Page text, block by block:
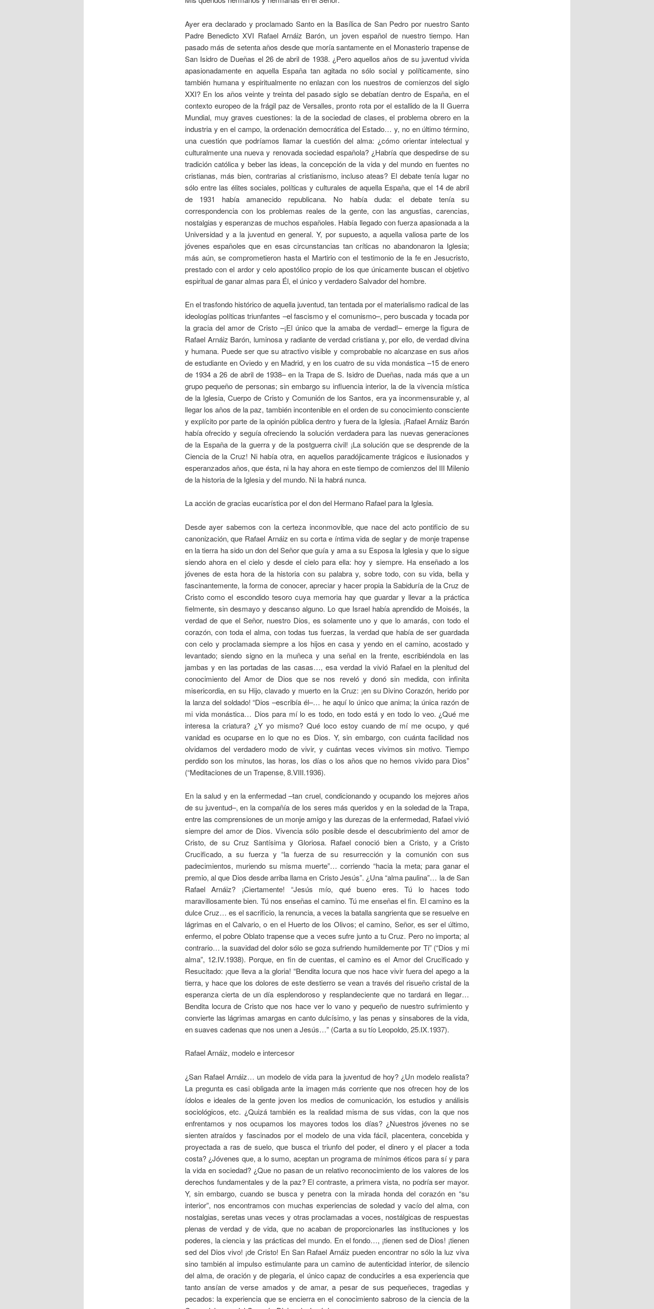
Ayer era declarado y proclamado Santo en la Basílica de San Pedro por nuestro Santo
Padre Benedicto XVI Rafael Arnáiz Barón, un joven español de nuestro tiempo. Han
pasado más de setenta años desde que moría santamente en el Monasterio trapense de
San Isidro de Dueñas el 26 de abril de 1938. ¿Pero aquellos años de su juventud vivida
apasionadamente en aquella España tan agitada no sólo social y políticamente, sino
también humana y espiritualmente no enlazan con los nuestros de comienzos del siglo
XXI? En los años veinte y treinta del pasado siglo se debatían dentro de España, en el
contexto europeo de la frágil paz de Versalles, pronto rota por el estallido de la II Guerra
Mundial, muy graves cuestiones: la de la sociedad de clases, el problema obrero en la
industria y en el campo, la ordenación democrática del Estado… y, no en último término,
una cuestión que podríamos llamar la cuestión del alma: ¿cómo orientar intelectual y
culturalmente una nueva y renovada sociedad española? ¿Habría que despedirse de su
tradición católica y beber las ideas, la concepción de la vida y del mundo en fuentes no
cristianas, más bien, contrarias al cristianismo, incluso ateas? El debate tenía lugar no
sólo entre las élites sociales, políticas y culturales de aquella España, que el 14 de abril
de 1931 había amanecido republicana. No había duda: el debate tenía su
correspondencia con los problemas reales de la gente, con las angustias, carencias,
nostalgias y esperanzas de muchos españoles. Había llegado con fuerza apasionada a la
Universidad y a la juventud en general. Y, por supuesto, a aquella valiosa parte de los
jóvenes españoles que en esas circunstancias tan críticas no abandonaron la Iglesia;
más aún, se comprometieron hasta el Martirio con el testimonio de la fe en Jesucristo,
prestado con el ardor y celo apostólico propio de los que únicamente buscan el objetivo
espiritual de ganar almas para Él, el único y verdadero Salvador del hombre.
En el trasfondo histórico de aquella juventud, tan tentada por el materialismo radical de las
ideologías políticas triunfantes –el fascismo y el comunismo–, pero buscada y tocada por
la gracia del amor de Cristo –¡El único que la amaba de verdad!– emerge la figura de
Rafael Arnáiz Barón, luminosa y radiante de verdad cristiana y, por ello, de verdad divina
y humana. Puede ser que su atractivo visible y comprobable no alcanzase en sus años
de estudiante en Oviedo y en Madrid, y en los cuatro de su vida monástica –15 de enero
de 1934 a 26 de abril de 1938– en la Trapa de S. Isidro de Dueñas, nada más que a un
grupo pequeño de personas; sin embargo su influencia interior, la de la vivencia mística
de la Iglesia, Cuerpo de Cristo y Comunión de los Santos, era ya inconmensurable y, al
llegar los años de la paz, también incontenible en el orden de su conocimiento consciente
y explícito por parte de la opinión pública dentro y fuera de la Iglesia. ¡Rafael Arnáiz Barón
había ofrecido y seguía ofreciendo la solución verdadera para las nuevas generaciones
de la España de la guerra y de la postguerra civil! ¡La solución que se desprende de la
Ciencia de la Cruz! Ni había otra, en aquellos paradójicamente trágicos e ilusionados y
esperanzados años, que ésta, ni la hay ahora en este tiempo de comienzos del III Milenio
de la historia de la Iglesia y del mundo. Ni la habrá nunca.
La acción de gracias eucarística por el don del Hermano Rafael para la Iglesia.
Desde ayer sabemos con la certeza inconmovible, que nace del acto pontificio de su
canonización, que Rafael Arnáiz en su corta e íntima vida de seglar y de monje trapense
en la tierra ha sido un don del Señor que guía y ama a su Esposa la Iglesia y que lo sigue
siendo ahora en el cielo y desde el cielo para ella: hoy y siempre. Ha enseñado a los
jóvenes de esta hora de la historia con su palabra y, sobre todo, con su vida, bella y
fascinantemente, la forma de conocer, apreciar y hacer propia la Sabiduría de la Cruz de
Cristo como el escondido tesoro cuya memoria hay que guardar y llevar a la práctica
fielmente, sin desmayo y descanso alguno. Lo que Israel había aprendido de Moisés, la
verdad de que el Señor, nuestro Dios, es solamente uno y que lo amarás, con todo el
corazón, con toda el alma, con todas tus fuerzas, la verdad que había de ser guardada
con celo y proclamada siempre a los hijos en casa y yendo en el camino, acostado y
levantado; siendo signo en la muñeca y una señal en la frente, escribiéndola en las
jambas y en las portadas de las casas…, esa verdad la vivió Rafael en la plenitud del
conocimiento del Amor de Dios que se nos reveló y donó sin medida, con infinita
misericordia, en su Hijo, clavado y muerto en la Cruz: ¡en su Divino Corazón, herido por
la lanza del soldado! “Dios –escribía él–… he aquí lo único que anima; la única razón de
mi vida monástica… Dios para mí lo es todo, en todo está y en todo lo veo. ¿Qué me
interesa la criatura? ¿Y yo mismo? Qué loco estoy cuando de mí me ocupo, y qué
vanidad es ocuparse en lo que no es Dios. Y, sin embargo, con cuánta facilidad nos
olvidamos del verdadero modo de vivir, y cuántas veces vivimos sin motivo. Tiempo
perdido son los minutos, las horas, los días o los años que no hemos vivido para Dios”
(“Meditaciones de un Trapense, 8.VIII.1936).
En la salud y en la enfermedad –tan cruel, condicionando y ocupando los mejores años
de su juventud–, en la compañía de los seres más queridos y en la soledad de la Trapa,
entre las comprensiones de un monje amigo y las durezas de la enfermedad, Rafael vivió
siempre del amor de Dios. Vivencia sólo posible desde el descubrimiento del amor de
Cristo, de su Cruz Santísima y Gloriosa. Rafael conoció bien a Cristo, y a Cristo
Crucificado, a su fuerza y “la fuerza de su resurrección y la comunión con sus
padecimientos, muriendo su misma muerte”… corriendo “hacia la meta; para ganar el
premio, al que Dios desde arriba llama en Cristo Jesús”. ¿Una “alma paulina”… la de San
Rafael Arnáiz? ¡Ciertamente! “Jesús mío, qué bueno eres. Tú lo haces todo
maravillosamente bien. Tú nos enseñas el camino. Tú me enseñas el fin. El camino es la
dulce Cruz… es el sacrificio, la renuncia, a veces la batalla sangrienta que se resuelve en
lágrimas en el Calvario, o en el Huerto de los Olivos; el camino, Señor, es ser el último,
enfermo, el pobre Oblato trapense que a veces sufre junto a tu Cruz. Pero no importa; al
contrario… la suavidad del dolor sólo se goza sufriendo humildemente por Ti” (“Dios y mi
alma”, 12.IV.1938). Porque, en fin de cuentas, el camino es el Amor del Crucificado y
Resucitado: ¡que lleva a la gloria! “Bendita locura que nos hace vivir fuera del apego a la
tierra, y hace que los dolores de este destierro se vean a través del risueño cristal de la
esperanza cierta de un día esplendoroso y resplandeciente que no tardará en llegar…
Bendita locura de Cristo que nos hace ver lo vano y pequeño de nuestro sufrimiento y
convierte las lágrimas amargas en canto dulcísimo, y las penas y sinsabores de la vida,
en suaves cadenas que nos unen a Jesús…” (Carta a su tío Leopoldo, 25.IX.1937).
Rafael Arnáiz, modelo e intercesor
¿San Rafael Arnáiz… un modelo de vida para la juventud de hoy? ¿Un modelo realista?
La pregunta es casi obligada ante la imagen más corriente que nos ofrecen hoy de los
ídolos e ideales de la gente joven los medios de comunicación, los estudios y análisis
sociológicos, etc. ¿Quizá también es la realidad misma de sus vidas, con la que nos
enfrentamos y nos ocupamos los mayores todos los días? ¿Nuestros jóvenes no se
sienten atraídos y fascinados por el modelo de una vida fácil, placentera, concebida y
proyectada a ras de suelo, que busca el triunfo del poder, el dinero y el placer a toda
costa? ¿Jóvenes que, a lo sumo, aceptan un programa de mínimos éticos para sí y para
la vida en sociedad? ¿Que no pasan de un relativo reconocimiento de los valores de los
derechos fundamentales y de la paz? El contraste, a primera vista, no podría ser mayor.
Y, sin embargo, cuando se busca y penetra con la mirada honda del corazón en “su
interior”, nos encontramos con muchas experiencias de soledad y vacío del alma, con
nostalgias, seretas unas veces y otras proclamadas a voces, nostálgicas de respuestas
plenas de verdad y de vida, que no acaban de proporcionarles las instituciones y los
poderes, la ciencia y las prácticas del mundo. En el fondo…, ¡tienen sed de Dios! ¡tienen
sed del Dios vivo! ¡de Cristo! En San Rafael Arnáiz pueden encontrar no sólo la luz viva
sino también al impulso estimulante para un camino de autenticidad interior, de silencio
del alma, de oración y de plegaria, el único capaz de conducirles a esa experiencia que
tanto ansían de verse amados y de amar, a pesar de sus pequeñeces, tragedias y
pecados: la experiencia que se encierra en el conocimiento sabroso de la ciencia de la